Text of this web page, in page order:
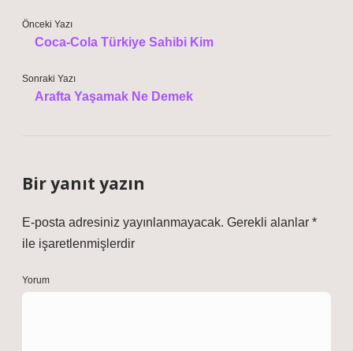
Önceki Yazı
Coca-Cola Türkiye Sahibi Kim
Sonraki Yazı
Arafta Yaşamak Ne Demek
Bir yanıt yazın
E-posta adresiniz yayınlanmayacak. Gerekli alanlar *
ile işaretlenmişlerdir
Yorum